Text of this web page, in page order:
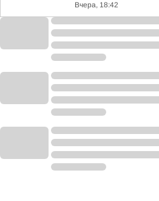
Вчера, 18:42